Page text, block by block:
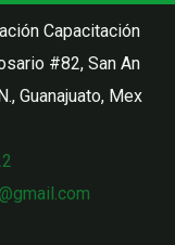
Capacitación
#82, San An
, Guanajuato, Mex